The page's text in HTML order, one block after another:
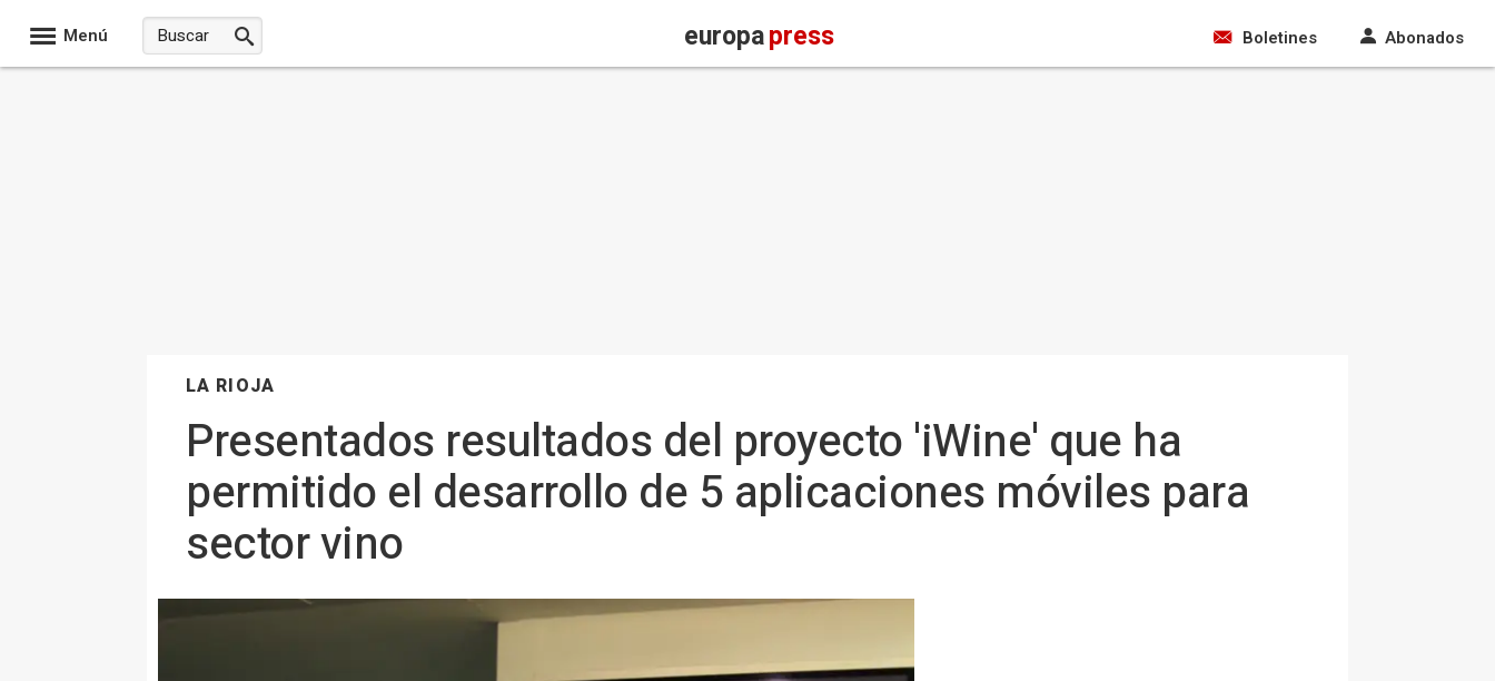
Menú europapress Boletines Abonados
LA RIOJA
Presentados resultados del proyecto 'iWine' que ha
permitido el desarrollo de 5 aplicaciones móviles para
sector vino